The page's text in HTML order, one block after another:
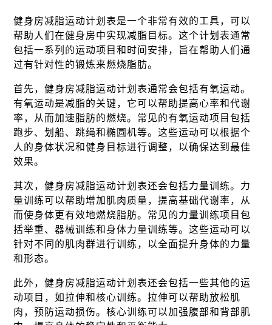
健身房减脂运动计划表是一个非常有效的工具，可以
帮助人们在健身房中实现减脂目标。这个计划表通常
包括一系列的运动项目和时间安排，旨在帮助人们通
过有针对性的锻炼来燃烧脂肪。
首先，健身房减脂运动计划表通常会包括有氧运动。
有氧运动是减脂的关键，它可以帮助提高心率和代谢
率，从而加速脂肪的燃烧。常见的有氧运动项目包括
跑步、划船、跳绳和椭圆机等。这些运动可以根据个
人的身体状况和健身目标进行调整，以确保达到最佳
效果。
其次，健身房减脂运动计划表还会包括力量训练。力
量训练可以帮助增加肌肉质量，提高基础代谢率，从
而使身体更有效地燃烧脂肪。常见的力量训练项目包
括举重、器械训练和身体力量训练等。这些运动可以
针对不同的肌肉群进行训练，以全面提升身体的力量
和形态。
此外，健身房减脂运动计划表还会包括一些其他的运
动项目，如拉伸和核心训练。拉伸可以帮助放松肌
肉，预防运动损伤。核心训练可以加强腹部和背部肌